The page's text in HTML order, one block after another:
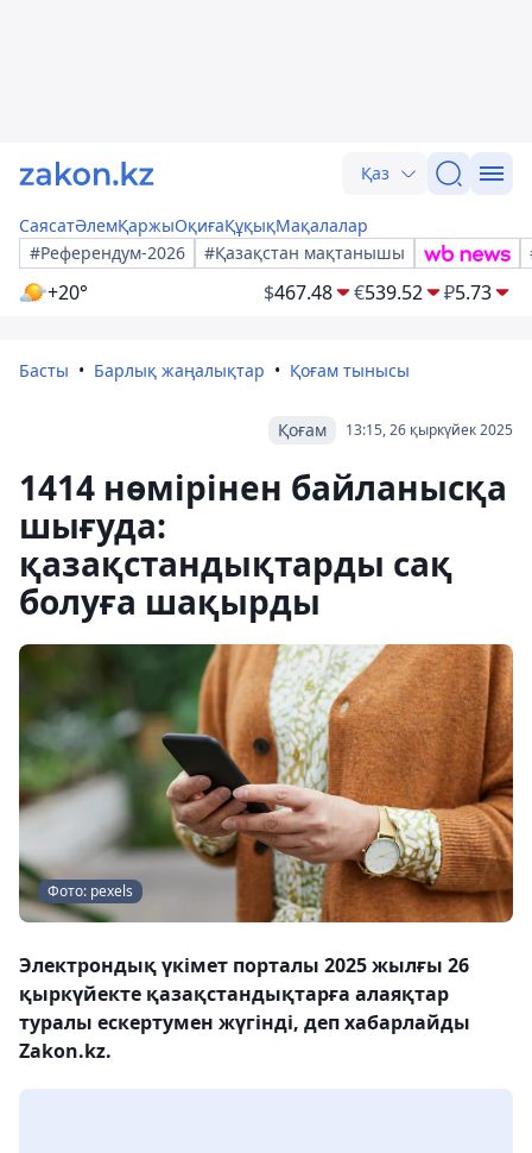
Қаз
СаясатӘлемҚаржыОқиғаҚұқықМақалалар
#Референдум-2026
#Қазақстан мақтанышы
+20° $467.48 €539.52 ₽5.73
Басты Барлық жаңалықтар Қоғам тынысы
13:15, 26 қыркүйек 2025
Қоғам
1414 нөмірінен байланысқа
шығуда:
қазақстандықтарды сақ
болуға шақырды
Фото: pexels
Электрондық үкімет порталы 2025 жылғы 26
қыркүйекте қазақстандықтарға алаяқтар
туралы ескертумен жүгінді, деп хабарлайды
Zakon.kz.